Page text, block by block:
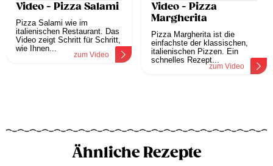
Video - Pizza Salami
Pizza Salami wie im
italienischen Restaurant. Das
Video zeigt Schritt für Schritt,
wie Ihnen...
zum Video
Video - Pizza
Margherita
Pizza Margherita ist die
einfachste der klassischen,
italienischen Pizzen. Ein
schnelles Rezept...
zum Video
Ähnliche Rezepte